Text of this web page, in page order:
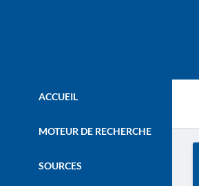
ACCUEIL
MOTEUR DE RECHERCHE
SOURCES